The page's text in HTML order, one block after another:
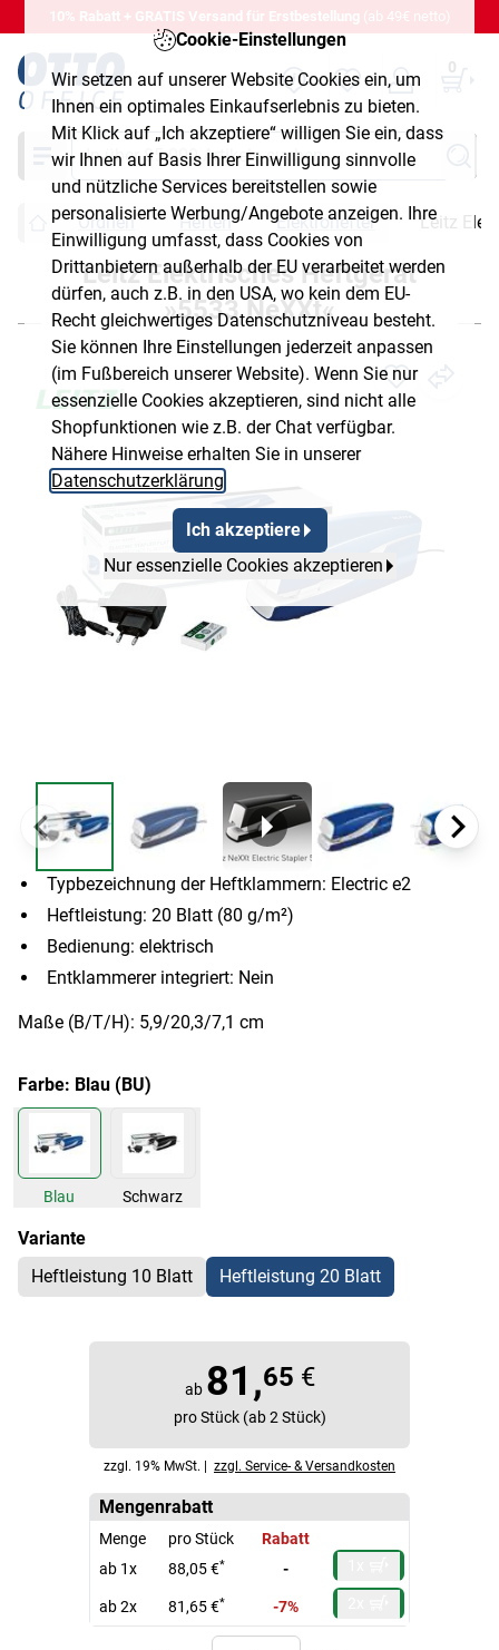
Cookie-Einstellungen
Wir setzen auf unserer Website Cookies ein, um
Ihnen ein optimales Einkaufserlebnis zu bieten.
Mit Klick auf „Ich akzeptiere“ willigen Sie ein, dass
wir Ihnen auf Basis Ihrer Einwilligung sinnvolle
und nützliche Services bereitstellen sowie
personalisierte Werbung/Angebote anzeigen. Ihre
Einwilligung umfasst, dass Cookies von
Drittanbietern außerhalb der EU verarbeitet werden
dürfen, auch z.B. in den USA, wo kein dem EU-
Recht gleichwertiges Datenschutzniveau besteht.
Sie können Ihre Einstellungen jederzeit anpassen
(im Fußbereich unserer Website). Wenn Sie nur
essenzielle Cookies akzeptieren, sind nicht alle
Shopfunktionen wie z.B. der Chat verfügbar.
Nähere Hinweise erhalten Sie in unserer
Datenschutzerklärung
Ich akzeptiere
Nur essenzielle Cookies akzeptieren
10% Rabatt + GRATIS Versand für Erstbestellung (ab 49€ netto)
0
Suche
Ordnen Heften Elektrohefter Leitz
Leitz Elektrisches Heftgerät
»5533 NeXXt«
Typbezeichnung der Heftklammern: Electric e2
Heftleistung: 20 Blatt (80 g/m²)
Bedienung: elektrisch
Entklammerer integriert: Nein
Maße (B/T/H): 5,9/20,3/7,1 cm
Farbe: Blau (BU)
Blau Schwarz
Variante
Heftleistung 10 Blatt
Heftleistung 20 Blatt
ab 81,65 €
pro Stück (ab 2 Stück)
zzgl. 19% MwSt. | zzgl. Service- & Versandkosten
Mengenrabatt
Menge pro Stück
Rabatt
ab 1x
88,05 €* -
ab 2x 81,65 €* -7%